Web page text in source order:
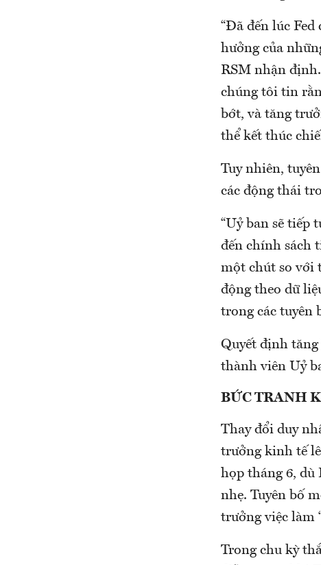
“Đã đến lúc
hưởng của
RSM nhận
chúng tôi tin
bớt, và tăng
thể kết thúc
Tuy nhiên,
các động thái
“Uỷ ban sẽ tiếp
đến chính sách
một chút so với
động theo dữ
trong các tuyên
Quyết định tăng
thành viên Uỷ
BỨC TRANH
Thay đổi duy
trưởng kinh tế
họp tháng 6, dù
nhẹ. Tuyên bố
trưởng việc làm
Trong chu kỳ